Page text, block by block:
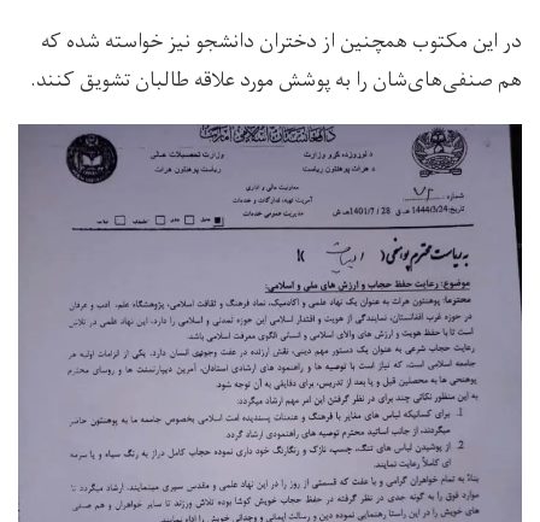
در این مکتوب همچنین از دختران دانشجو نیز خواسته شده که
هم صنفی‌های‌شان را به پوشش مورد علاقه طالبان تشویق کنند.